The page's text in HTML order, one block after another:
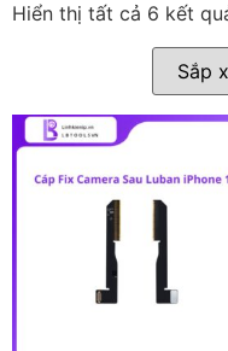
Hiển thị tất cả 6 kết